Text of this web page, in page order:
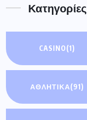
Κατηγορίες
CASINO(1)
ΑΘΛΗΤΙΚΆ(91)